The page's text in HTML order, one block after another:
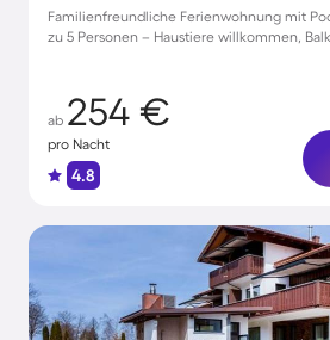
Familienfreundliche Ferienwohnung mit
zu 5 Personen – Haustiere willkommen,
ab 254 €
pro Nacht
4.8